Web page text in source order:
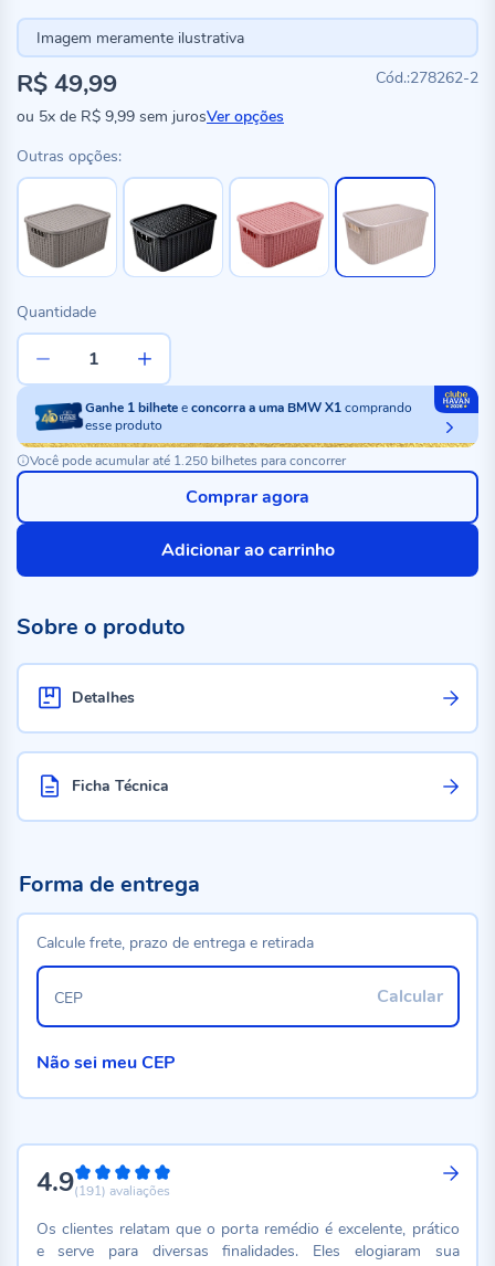
Imagem meramente ilustrativa
278262-2
R$ 49,99
ou 5x de R$ 9,99 sem jurosVer opções
Outras opções:
Quantidade
Ganhe 1bilheteeconcorra a uma BMW X1comprando
esse produto
Você pode acumular até 1.250 bilhetes para concorrer
Adicionar ao carrinho
Comprar agora
Sobre o produto
Detalhes
Ficha Técnica
4.998%
(191) avaliações
Os clientes relatam que o porta remédio é excelente, prático
e serve para diversas finalidades. Eles elogiaram sua
Forma de entrega
Calcule frete, prazo de entrega e retirada
Calcular
CEP
Não sei meu CEP